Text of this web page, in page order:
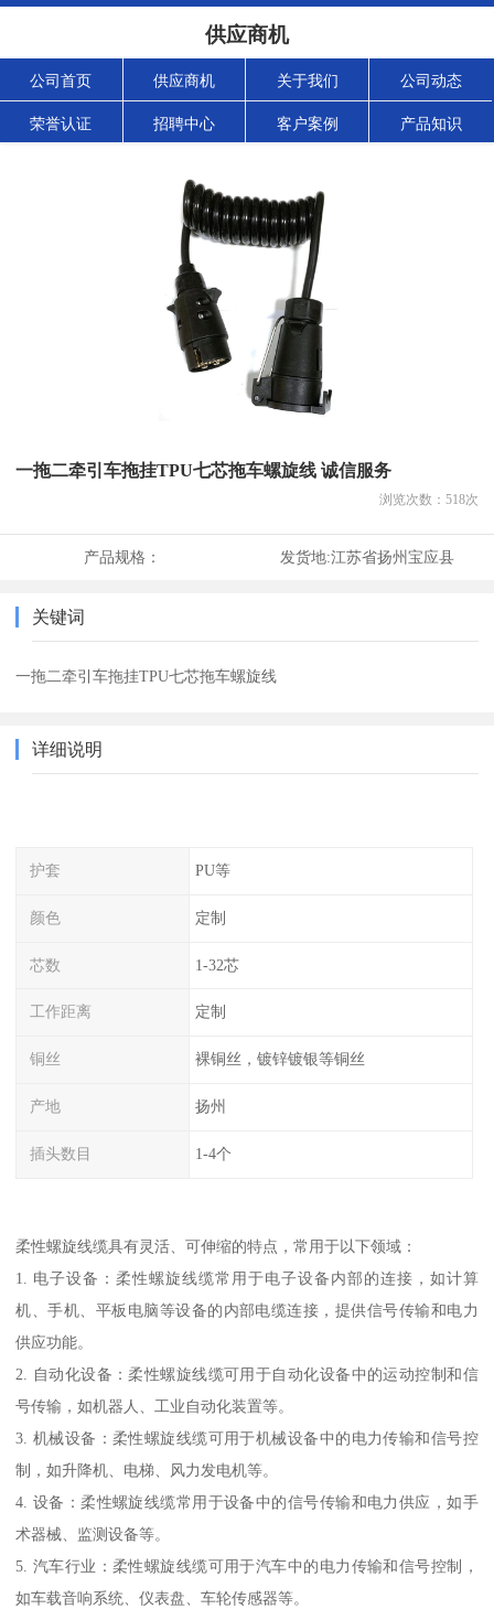
供应商机
公司首页 供应商机 关于我们 公司动态
荣誉认证 招聘中心 客户案例 产品知识
一拖二牵引车拖挂TPU七芯拖车螺旋线 诚信服务
浏览次数： 518次
产品规格： 发货地:江苏省扬州宝应县
关键词
一拖二牵引车拖挂TPU七芯拖车螺旋线
详细说明
护套 PU等
颜色 定制
芯数 1-32芯
工作距离 定制
铜丝 裸铜丝，镀锌镀银等铜丝
产地 扬州
插头数目 1-4个
柔性螺旋线缆具有灵活、可伸缩的特点，常用于以下领域：
1. 电子设备：柔性螺旋线缆常用于电子设备内部的连接，如计算
机、手机、平板电脑等设备的内部电缆连接，提供信号传输和电力
供应功能。
2. 自动化设备：柔性螺旋线缆可用于自动化设备中的运动控制和信
号传输，如机器人、工业自动化装置等。
3. 机械设备：柔性螺旋线缆可用于机械设备中的电力传输和信号控
制，如升降机、电梯、风力发电机等。
4. 设备：柔性螺旋线缆常用于设备中的信号传输和电力供应，如手
术器械、监测设备等。
5. 汽车行业：柔性螺旋线缆可用于汽车中的电力传输和信号控制，
如车载音响系统、仪表盘、车轮传感器等。